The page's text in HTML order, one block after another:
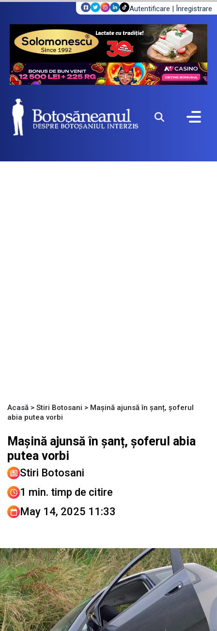
Autentificare | Înregistrare
Acasă > Stiri Botosani > Mașină ajunsă în șanț, șoferul
abia putea vorbi
Mașină ajunsă în șanț, șoferul abia
putea vorbi
Stiri Botosani
1 min. timp de citire
May 14, 2025 11:33